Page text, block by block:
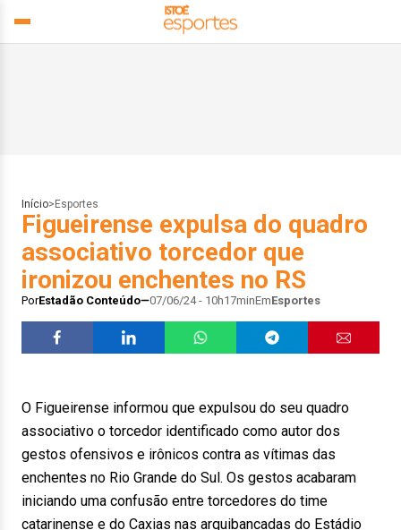
Início> Esportes
Figueirense expulsa do quadro
associativo torcedor que
ironizou enchentes no RS
PorEstadão Conteúdo 07/06/24 - 10h17minEmEsportes
O Figueirense informou que expulsou do seu quadro
associativo o torcedor identificado como autor dos
gestos ofensivos e irônicos contra as vítimas das
enchentes no Rio Grande do Sul. Os gestos acabaram
iniciando uma confusão entre torcedores do time
catarinense e do Caxias nas arquibancadas do Estádio